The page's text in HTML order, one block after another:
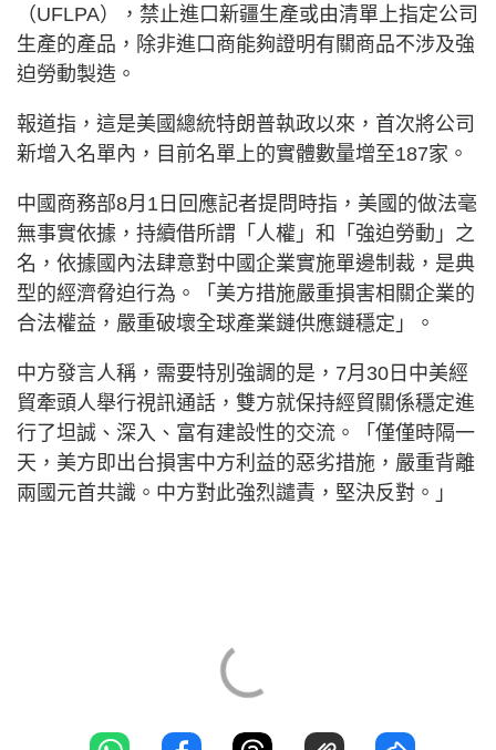
（UFLPA），禁止進口新疆生產或由清單上指定公司
生產的產品，除非進口商能夠證明有關商品不涉及強
迫勞動製造。
報道指，這是美國總統特朗普執政以來，首次將公司
新增入名單內，目前名單上的實體數量增至187家。
中國商務部8月1日回應記者提問時指，美國的做法毫
無事實依據，持續借所謂「人權」和「強迫勞動」之
名，依據國內法肆意對中國企業實施單邊制裁，是典
型的經濟脅迫行為。「美方措施嚴重損害相關企業的
合法權益，嚴重破壞全球產業鏈供應鏈穩定」。
中方發言人稱，需要特別強調的是，7月30日中美經
貿牽頭人舉行視訊通話，雙方就保持經貿關係穩定進
行了坦誠、深入、富有建設性的交流。「僅僅時隔一
天，美方即出台損害中方利益的惡劣措施，嚴重背離
兩國元首共識。中方對此強烈譴責，堅決反對。」